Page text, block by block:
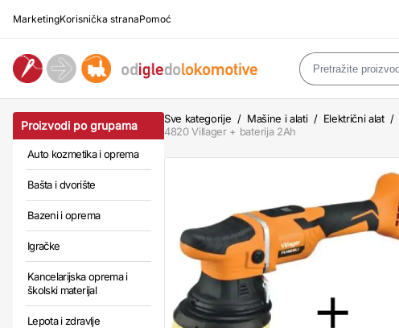
MarketingKorisnička stranaPomoć
Proizvodi po grupama
Auto kozmetika i oprema
Bašta i dvorište
Bazeni i oprema
Igračke
Kancelarijska oprema i
školski materijal
Lepota i zdravlje
Sve kategorije / Mašine i alati / Električni alat /
4820 Villager + baterija 2Ah